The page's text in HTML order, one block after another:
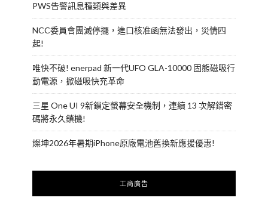
PWS告警訊息種類與差異
NCC委員會團滅停擺，進口核准函無法發出，災情四
起!
唯快不破! enerpad 新一代UFO GLA-10000 固態磁吸行
動電源，掀磁吸快充革命
三星 One UI 9新鎖定螢幕安全機制，連續 13 次解錯密
碼將永久鎖機!
燦坤2026年暑期iPhone原廠電池舊換新應援優惠!
工商廣告